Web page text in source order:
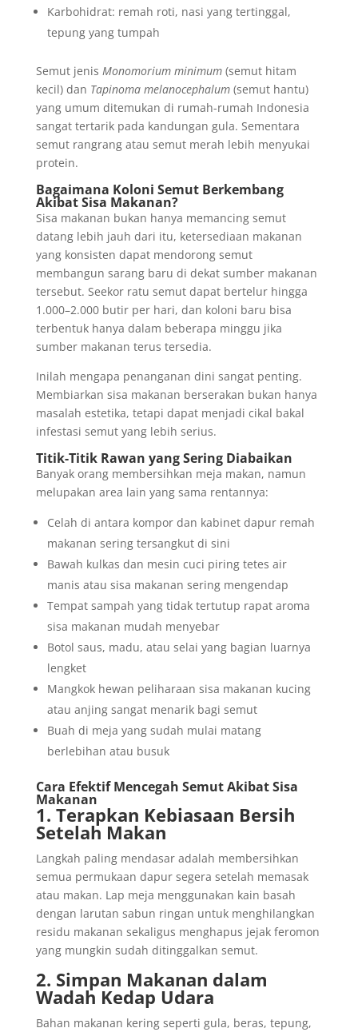
Karbohidrat: remah roti, nasi yang tertinggal,
tepung yang tumpah
Semut jenis Monomorium minimum(semut hitam
kecil) dan Tapinoma melanocephalum(semut hantu)
yang umum ditemukan di rumah-rumah Indonesia
sangat tertarik pada kandungan gula. Sementara
semut rangrang atau semut merah lebih menyukai
protein.
Bagaimana Koloni Semut Berkembang
Akibat Sisa Makanan?
Sisa makanan bukan hanya memancing semut
datang lebih jauh dari itu, ketersediaan makanan
yang konsisten dapat mendorong semut
membangun sarang baru di dekat sumber makanan
tersebut. Seekor ratu semut dapat bertelur hingga
1.000–2.000 butir per hari, dan koloni baru bisa
terbentuk hanya dalam beberapa minggu jika
sumber makanan terus tersedia.
Inilah mengapa penanganan dini sangat penting.
Membiarkan sisa makanan berserakan bukan hanya
masalah estetika, tetapi dapat menjadi cikal bakal
infestasi semut yang lebih serius.
Titik-Titik Rawan yang Sering Diabaikan
Banyak orang membersihkan meja makan, namun
melupakan area lain yang sama rentannya:
Celah di antara kompor dan kabinet dapur remah
makanan sering tersangkut di sini
Bawah kulkas dan mesin cuci piring tetes air
manis atau sisa makanan sering mengendap
Tempat sampah yang tidak tertutup rapat aroma
sisa makanan mudah menyebar
Botol saus, madu, atau selai yang bagian luarnya
lengket
Mangkok hewan peliharaan sisa makanan kucing
atau anjing sangat menarik bagi semut
Buah di meja yang sudah mulai matang
berlebihan atau busuk
Cara Efektif Mencegah Semut Akibat Sisa
Makanan
1. Terapkan Kebiasaan Bersih
Setelah Makan
Langkah paling mendasar adalah membersihkan
semua permukaan dapur segera setelah memasak
atau makan. Lap meja menggunakan kain basah
dengan larutan sabun ringan untuk menghilangkan
residu makanan sekaligus menghapus jejak feromon
yang mungkin sudah ditinggalkan semut.
2. Simpan Makanan dalam
Wadah Kedap Udara
Bahan makanan kering seperti gula, beras, tepung,